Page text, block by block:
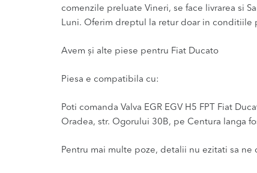
comenzile preluate Vineri, se face livrarea si
Luni. Oferim dreptul la retur doar in conditiile
Avem și alte piese pentru Fiat Ducato
Piesa e compatibila cu:
Poti comanda Valva EGR EGV H5 FPT Fiat
Oradea, str. Ogorului 30B, pe Centura langa
Pentru mai multe poze, detalii nu ezitati sa